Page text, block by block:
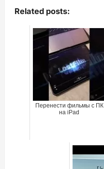
Related posts:
Перенести фильмы с ПК
на iPad